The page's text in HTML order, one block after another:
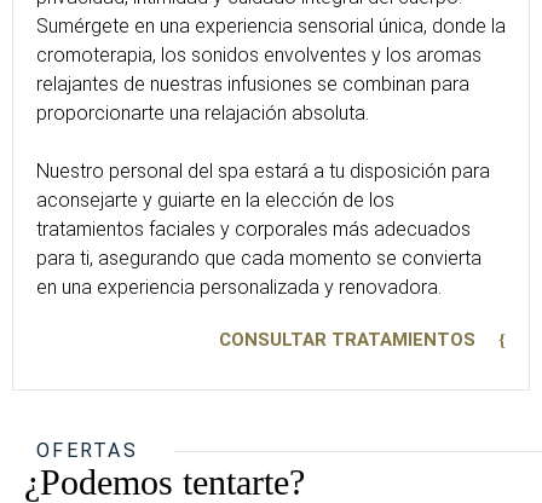
Sumérgete en una experiencia sensorial única, donde la
cromoterapia, los sonidos envolventes y los aromas
relajantes de nuestras infusiones se combinan para
proporcionarte una relajación absoluta.
Nuestro personal del spa estará a tu disposición para
aconsejarte y guiarte en la elección de los
tratamientos faciales y corporales más adecuados
para ti, asegurando que cada momento se convierta
en una experiencia personalizada y renovadora.
CONSULTAR TRATAMIENTOS
OFERTAS
¿Podemos tentarte?